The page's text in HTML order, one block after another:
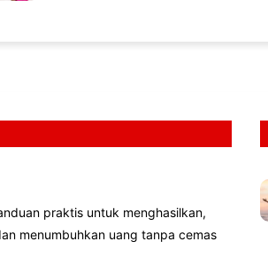
praktis untuk menghasilkan,
menumbuhkan uang tanpa cemas